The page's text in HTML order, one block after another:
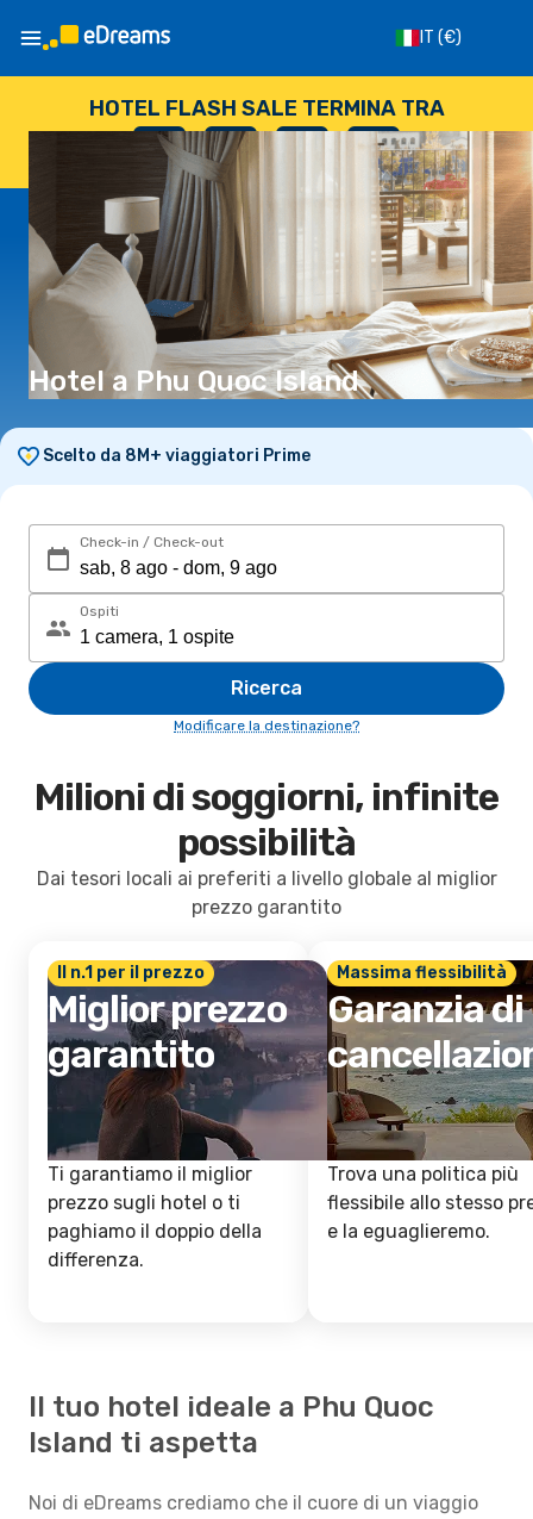
IT (€)
HOTEL FLASH SALE TERMINA TRA
--
GIORNI
: --
ORE
: --
SECONDI
Hotel a Phu Quoc Island
Scelto da 8M+ viaggiatori Prime
Check-in / Check-out
Ospiti
Ricerca
Modificare la destinazione?
Milioni di soggiorni, infinite
possibilità
Dai tesori locali ai preferiti a livello globale al miglior
prezzo garantito
Il n.1 per il prezzo
Miglior prezzo
garantito
Ti garantiamo il miglior
prezzo sugli hotel o ti
paghiamo il doppio della
differenza.
Massima flessibilità
Garanzia di
Trova una politica più
flessibile allo stesso
e la eguaglieremo.
Il tuo hotel ideale a Phu Quoc
Island ti aspetta
Noi di eDreams crediamo che il cuore di un viaggio